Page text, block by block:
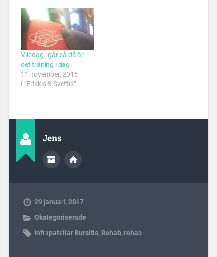
Vilodag i går så då är
det träning i dag
11 november, 2015
I ”Friskis & Svettis”
Jens
29 januari, 2017
Okategoriserade
Infrapatellar Bursitis, Rehab, rehab